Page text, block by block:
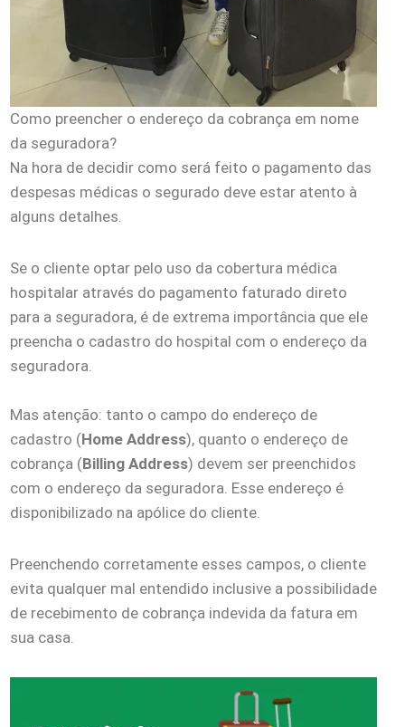
Como preencher o endereço da cobrança em nome
da seguradora?
Na hora de decidir como será feito o pagamento das
despesas médicas o segurado deve estar atento à
alguns detalhes.
Se o cliente optar pelo uso da cobertura médica
hospitalar através do pagamento faturado direto
para a seguradora, é de extrema importância que ele
preencha o cadastro do hospital com o endereço da
seguradora.
Mas atenção: tanto o campo do endereço de
cadastro (Home Address), quanto o endereço de
cobrança (Billing Address) devem ser preenchidos
com o endereço da seguradora. Esse endereço é
disponibilizado na apólice do cliente.
Preenchendo corretamente esses campos, o cliente
evita qualquer mal entendido inclusive a possibilidade
de recebimento de cobrança indevida da fatura em
sua casa.